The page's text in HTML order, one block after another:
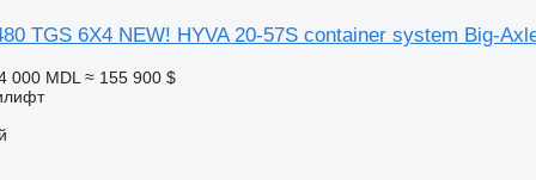
TGS 6X4 NEW! HYVA 20-57S container system Big-
000 MDL ≈ 155 900 $